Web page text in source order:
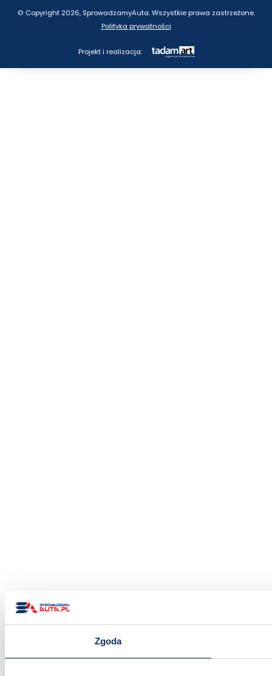
Zgoda
© Copyright 2026, SprowadzamyAuta. Wszystkie prawa zastrzeżone.
Polityka prywatności
Projekt i realizacja: